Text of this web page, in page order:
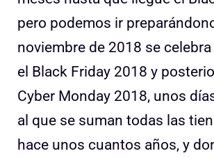
pero podemos ir
noviembre de 2018 se celebra
el Black Friday 2018 y
Cyber Monday 2018, unos
al que se suman todas las
hace unos cuantos años, y